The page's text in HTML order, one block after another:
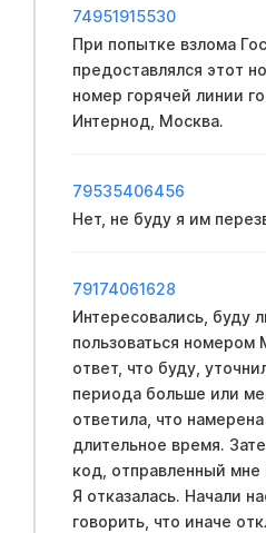
74951915530
При попытке взлома
предоставлялся этот
номер горячей линии
Интернод, Москва.
79535406456
Нет, не буду я им
79174061628
Интересовались, буду
пользоваться номером
ответ, что буду,
периода больше или
ответила, что намерена
длительное время.
код, отправленный
Я отказалась. Начали
говорить, что иначе